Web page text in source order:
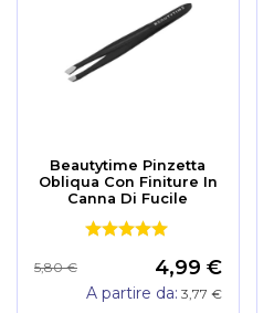
Beautytime Pinzetta
Obliqua Con Finiture In
Canna Di Fucile
4,99 €
5,80 €
A partire da 3,77 €